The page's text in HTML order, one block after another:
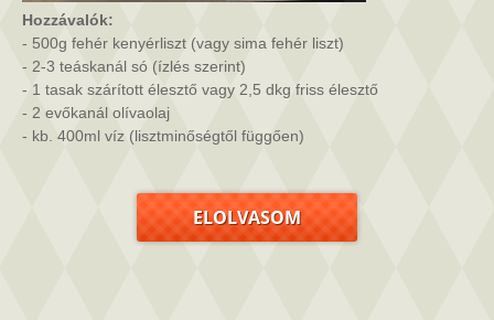
Hozzávalók:
- 500g fehér kenyérliszt (vagy sima fehér liszt)
- 2-3 teáskanál só (ízlés szerint)
- 1 tasak szárított élesztő vagy 2,5 dkg friss élesztő
- 2 evőkanál olívaolaj
- kb. 400ml víz (lisztminőségtől függően)
ELOLVASOM